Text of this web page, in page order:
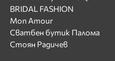
BRIDAL FASHION
Mon Amour
Сватбен бутик Палома
Стоян Радичев